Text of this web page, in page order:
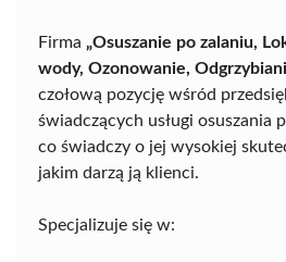
Firma „Osuszanie po zalaniu,
wody, Ozonowanie,
czołową pozycję wśród
świadczących usługi osuszania
co świadczy o jej wysokiej
jakim darzą ją klienci.
Specjalizuje się w: